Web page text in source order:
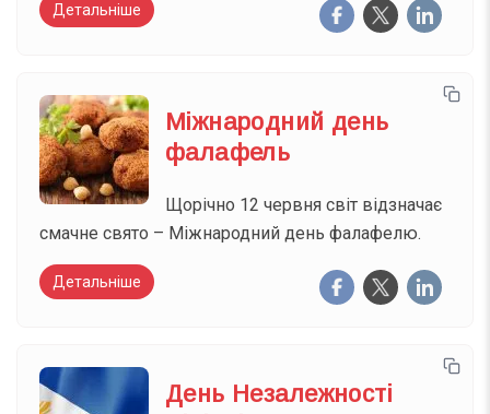
Детальніше
Міжнародний день
фалафель
Щорічно 12 червня світ відзначає
смачне свято – Міжнародний день фалафелю.
Детальніше
День Незалежності